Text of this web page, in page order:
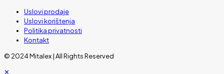
Uslovi prodaje
Uslovi korištenja
Politika privatnosti
Kontakt
© 2024 Mitalex | All Rights Reserved
✕